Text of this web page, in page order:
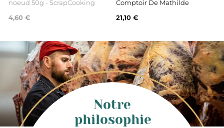
noeud 50g - ScrapCooking
4,60 €
Comptoir De Mathilde
21,10 €
Notre
philosophie